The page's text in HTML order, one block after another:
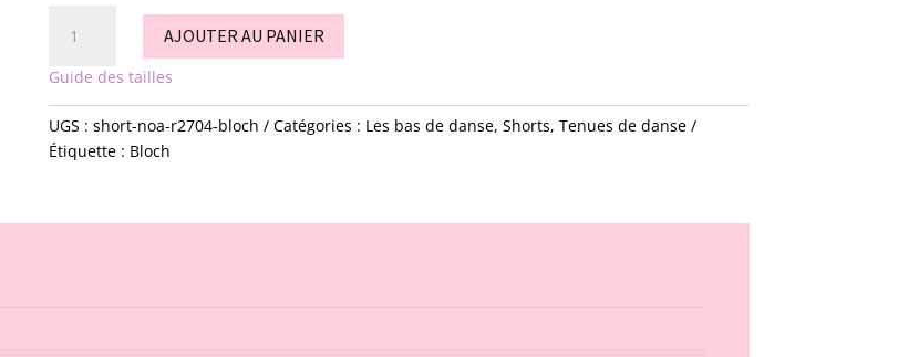
Short
Noa
-
bloch
AJOUTER AU PANIER
Guide des tailles
UGS :short-noa-r2704-bloch Catégories : Les bas de danse,Shorts,Tenues de danse
Étiquette : Bloch